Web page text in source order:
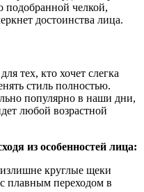
подобранной челкой,
достоинства лица.
тех, кто хочет слегка
стиль полностью.
популярно в наши дни,
любой возрастной
из особенностей лица:
излишне круглые щеки
плавным переходом в